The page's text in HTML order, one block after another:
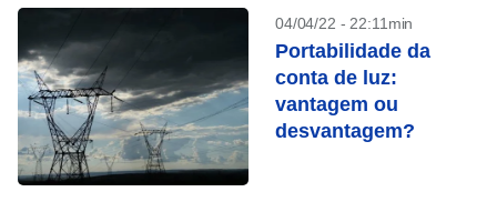
04/04/22 - 22:11min
Portabilidade da
conta de luz:
vantagem ou
desvantagem?